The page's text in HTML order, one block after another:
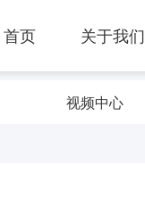
首页 关于我们
视频中心